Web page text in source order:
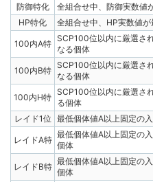
防御特化
全組合せ中、防御実数値
HP特化
全組合せ中、HP実数値
100内A特
SCP100位以内に厳選さ
なる個体
100内B特
SCP100位以内に厳選さ
なる個体
100内H特
SCP100位以内に厳選さ
る個体
レイド1位 最低個体値A以上固定の
レイドA特
最低個体値A以上固定の
個体
レイドB特
最低個体値A以上固定の
個体